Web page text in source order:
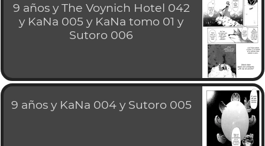
9 años y The Voynich Hotel 042
y KaNa 005 y KaNa tomo 01 y
Sutoro 006
9 años y KaNa 004 y Sutoro 005